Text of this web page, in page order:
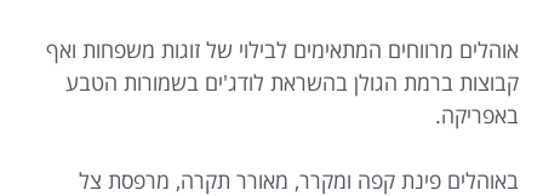
אוהלים מרווחים המתאימים לבילוי של זוגות משפחות ואף
קבוצות ברמת הגולן בהשראת לודג'ים בשמורות הטבע
באפריקה.
באוהלים פינת קפה ומקרר, מאורר תקרה, מרפסת צל